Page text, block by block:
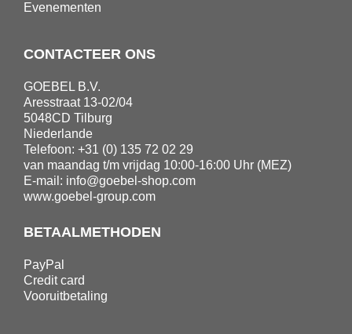
Evenementen
CONTACTEER ONS
GOEBEL B.V.
Aresstraat 13-02/04
5048CD Tilburg
Niederlande
Telefoon: +31 (0) 135 72 02 29
van maandag t/m vrijdag 10:00-16:00 Uhr (MEZ)
E-mail: info@goebel-shop.com
www.goebel-group.com
BETAALMETHODEN
PayPal
Credit card
Vooruitbetaling